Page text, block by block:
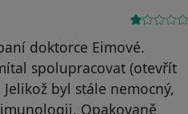
doktorce Eimové.
spolupracovat (otevřít
byl stále nemocný,
Opakovaně